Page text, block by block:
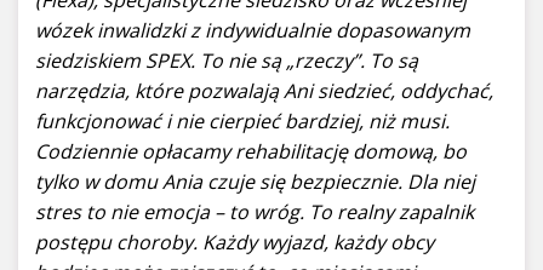
wózek inwalidzki z indywidualnie dopasowanym
siedziskiem SPEX. To nie są „rzeczy”. To są
narzędzia, które pozwalają Ani siedzieć, oddychać,
funkcjonować i nie cierpieć bardziej, niż musi.
Codziennie opłacamy rehabilitację domową, bo
tylko w domu Ania czuje się bezpiecznie. Dla niej
stres to nie emocja – to wróg. To realny zapalnik
postępu choroby. Każdy wyjazd, każdy obcy